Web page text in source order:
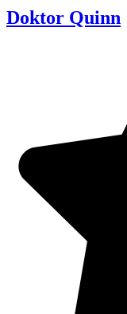
Doktor Quinn